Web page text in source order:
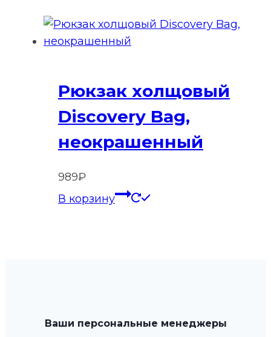
Рюкзак холщовый
Discovery Bag,
неокрашенный
989₽
В корзину
Ваши персональные менеджеры